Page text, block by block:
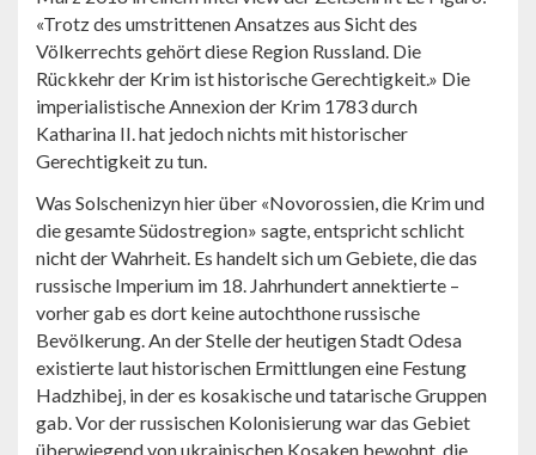
«Trotz des umstrittenen Ansatzes aus Sicht des
Völkerrechts gehört diese Region Russland. Die
Rückkehr der Krim ist historische Gerechtigkeit.» Die
imperialistische Annexion der Krim 1783 durch
Katharina II. hat jedoch nichts mit historischer
Gerechtigkeit zu tun.
Was Solschenizyn hier über «Novorossien, die Krim und
die gesamte Südostregion» sagte, entspricht schlicht
nicht der Wahrheit. Es handelt sich um Gebiete, die das
russische Imperium im 18. Jahrhundert annektierte –
vorher gab es dort keine autochthone russische
Bevölkerung. An der Stelle der heutigen Stadt Odesa
existierte laut historischen Ermittlungen eine Festung
Hadzhibej, in der es kosakische und tatarische Gruppen
gab. Vor der russischen Kolonisierung war das Gebiet
überwiegend von ukrainischen Kosaken bewohnt, die